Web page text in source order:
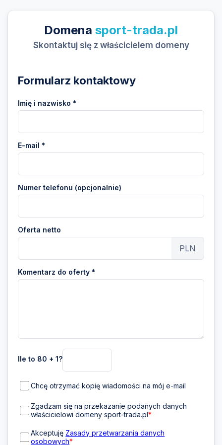
Domena sport-trada.pl
Skontaktuj się z właścicielem domeny
Formularz kontaktowy
Imię i nazwisko *
E-mail *
Numer telefonu (opcjonalnie)
Oferta netto
PLN
Komentarz do oferty *
Ile to 80 + 1?
Chcę otrzymać kopię wiadomości na mój e-mail
Zgadzam się na przekazanie podanych danych
właścicielowi domeny sport-trada.pl*
Akceptuję Zasady przetwarzania danych
osobowych*